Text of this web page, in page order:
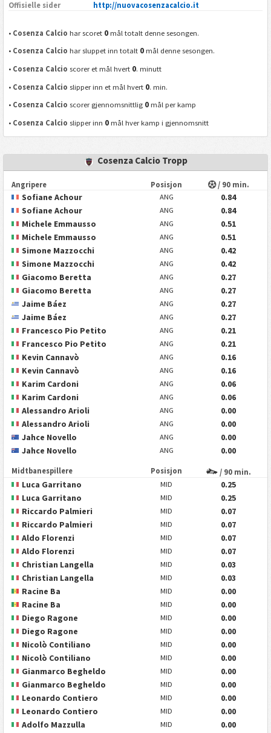
Offisielle sider http://nuovacosenzacalcio.it
• Cosenza Calcio har scoret 0 mål totalt denne sesongen.
• Cosenza Calcio har sluppet inn totalt 0 mål denne sesongen.
• Cosenza Calcio scorer et mål hvert 0. minutt
• Cosenza Calcio slipper inn et mål hvert 0. min.
• Cosenza Calcio scorer gjennomsnittlig 0 mål per kamp
• Cosenza Calcio slipper inn 0 mål hver kamp i gjennomsnitt
Cosenza Calcio Tropp
Angripere Posisjon / 90 min.
Sofiane Achour ANG
0.84
Sofiane Achour
ANG
0.84
Michele Emmausso
ANG
0.51
Michele Emmausso
ANG
0.51
Simone Mazzocchi
ANG
0.42
Simone Mazzocchi
ANG
0.42
Giacomo Beretta
ANG
0.27
Giacomo Beretta
ANG
0.27
Jaime Báez
ANG
0.27
Jaime Báez
ANG
0.27
Francesco Pio Petito
ANG
0.21
Francesco Pio Petito
ANG
0.21
Kevin Cannavò
ANG
0.16
Kevin Cannavò
ANG
0.16
Karim Cardoni
ANG
0.06
Karim Cardoni
ANG
0.06
Alessandro Arioli
ANG
0.00
Alessandro Arioli
ANG
0.00
Jahce Novello
ANG
0.00
Jahce Novello
ANG 0.00
Midtbanespillere Posisjon / 90 min.
Luca Garritano MID
0.25
Luca Garritano
MID
0.25
Riccardo Palmieri
MID
0.07
Riccardo Palmieri
MID
0.07
Aldo Florenzi
MID
0.07
Aldo Florenzi
MID
0.07
Christian Langella
MID
0.03
Christian Langella
MID
0.03
Racine Ba
MID
0.00
Racine Ba
MID
0.00
Diego Ragone
MID
0.00
Diego Ragone
MID
0.00
Nicolò Contiliano
MID
0.00
Nicolò Contiliano
MID
0.00
Gianmarco Begheldo
MID
0.00
Gianmarco Begheldo
MID
0.00
Leonardo Contiero
MID
0.00
Leonardo Contiero
MID
0.00
Adolfo Mazzulla
MID
0.00